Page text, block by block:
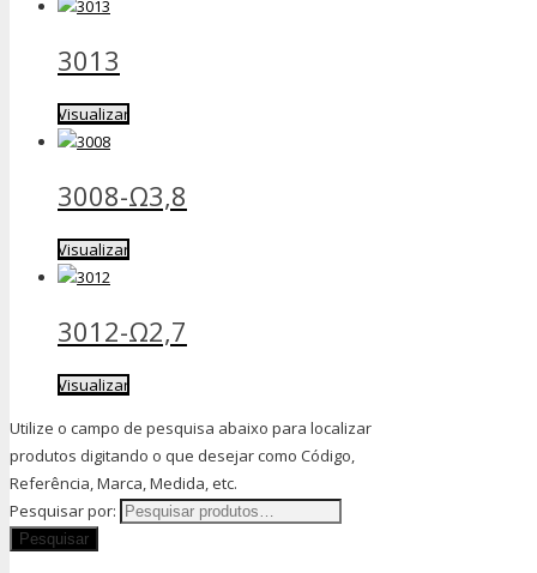
3013
Visualizar
3008-Ω3,8
Visualizar
3012-Ω2,7
Visualizar
Utilize o campo de pesquisa abaixo para localizar
produtos digitando o que desejar como Código,
Referência, Marca, Medida, etc.
Pesquisar por: